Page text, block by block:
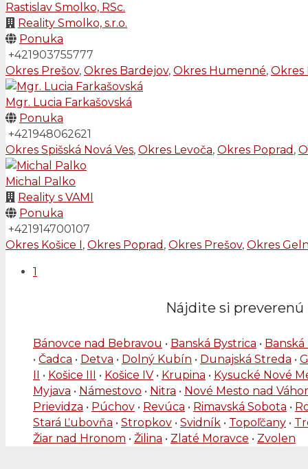
Rastislav Smolko, RSc.
Reality Smolko, s.r.o.
Ponuka
+421903755777
Okres Prešov, Okres Bardejov, Okres Humenné, Okres
Mgr. Lucia Farkašovská
Ponuka
+421948062621
Okres Spišská Nová Ves, Okres Levoča, Okres Poprad ,
Michal Palko
Reality s VAMI
Ponuka
+421914700107
Okres Košice I, Okres Poprad , Okres Prešov, Okres
1
Nájdite si preverenú
Bánovce nad Bebravou • Banská Bystrica •
• Čadca • Detva • Dolný Kubín • Dunajská Streda •
• Košice III • Košice IV • Krupina • Kysucké Nové
Myjava • Námestovo • Nitra • Nové Mesto nad
Prievidza • Púchov • Revúca • Rimavská Sobota •
Stará Ľubovňa • Stropkov • Svidník • Topoľčany •
Žiar nad Hronom • Žilina • Zlaté Moravce • Zvolen